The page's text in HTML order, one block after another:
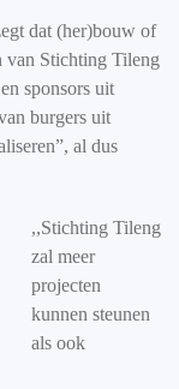
dat (her)bouw of
van Stichting Tileng
sponsors uit
burgers uit
al dus
,,Stichting Tileng
zal meer
projecten
kunnen steunen
als ook